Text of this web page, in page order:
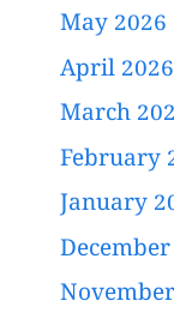
May 2026
April 2026
March
February
January